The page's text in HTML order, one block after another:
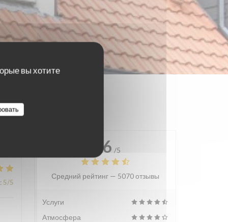
вы хотите
: 5/5
4.6 /5
Средний рейтинг — 5070 отзывы
Услуги
Атмосфера